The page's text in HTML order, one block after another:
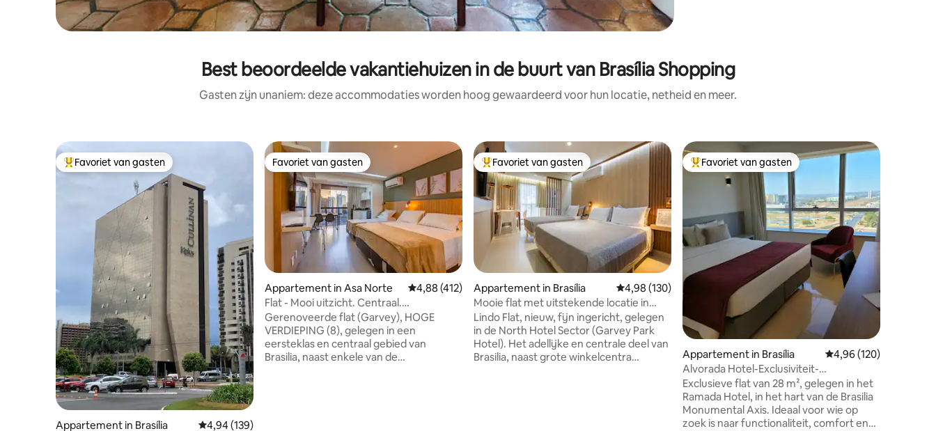
Best beoordeelde vakantiehuizen in de buurt van Brasília Shopping
Gasten zijn unaniem: deze accommodaties worden hoog gewaardeerd voor hun locatie, netheid en meer.
Topfavoriet van gasten
Favoriet van gasten
Appartement in Brasília Gemiddelde beoordeling van 4,94 op 5, 139 recensies
4,94 (139)
Favoriet van gasten
Favoriet van gasten
Appartement in Asa Norte Gemiddelde beoordeling van 4,88 op 5, 412 recensies
4,88 (412)
Flat - Mooi uitzicht. Centraal.
Monumentale as
Gerenoveerde flat (Garvey), HOGE
VERDIEPING (8), gelegen in een
eersteklas en centraal gebied van
Brasilia, naast enkele van de
Topfavoriet van gasten
Favoriet van gasten
Appartement in Brasília Gemiddelde beoordeling van 4,98 op 5, 130 recensies
4,98 (130)
Mooie flat met uitstekende locatie in
Brasilia
Lindo Flat, nieuw, fijn ingericht, gelegen
in de North Hotel Sector (Garvey Park
Hotel). Het adellijke en centrale deel van
Brasilia, naast grote winkelcentra
Topfavoriet van gasten
Favoriet van gasten
Appartement in Brasília Gemiddelde
4,96 (120)
Alvorada Hotel-Exclusiviteit-
Monumentale As
Exclusieve flat van 28 m², gelegen in het
Ramada Hotel, in het hart van de Brasilia
Monumental Axis. Ideaal voor wie op
zoek is naar functionaliteit, comfort en